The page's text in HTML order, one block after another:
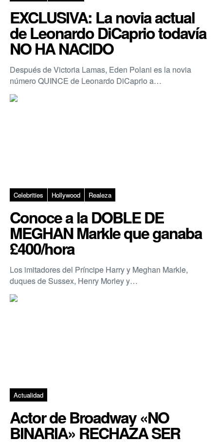
EXCLUSIVA: La novia actual
de Leonardo DiCaprio todavía
NO HA NACIDO
Después de Victoria Lamas, Eden Polani es la novia
número QUINCE de Leonardo DiCaprio a…
Celebrities Hollywood Realeza
Conoce a la DOBLE DE
MEGHAN Markle que ganaba
£400/hora
Los imitadores del Príncipe Harry y Meghan Markle,
duques de Sussex, Henry Morley y…
Actualidad
Actor de Broadway «NO
BINARIA» RECHAZA SER